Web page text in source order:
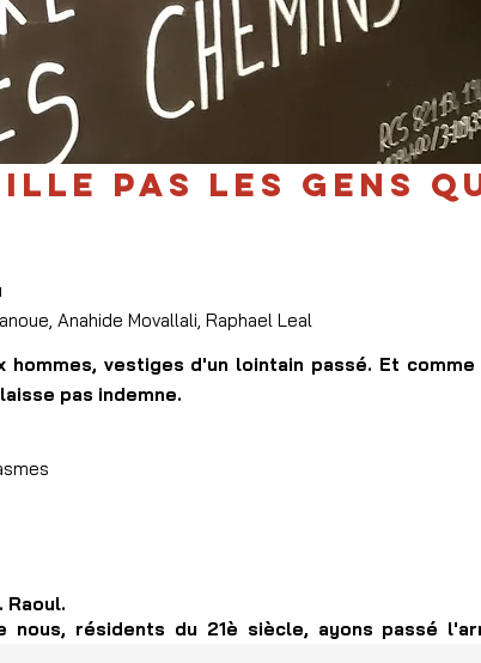
PAS LES GENS
Anahide Movallali, Raphael Leal
vestiges d'un lointain passé. Et comme
pas indemne.
Raoul.
nous, résidents du 21è siècle, ayons passé